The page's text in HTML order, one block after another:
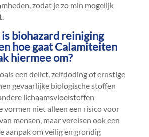
zodat je zo min mogelijk
biohazard reiniging
hoe gaat Calamiteiten
hiermee om?
een delict, zelfdoding of ernstige
gevaarlijke biologische stoffen
lichaamsvloeistoffen
vormen niet alleen een risico voor
mensen, maar vereisen ook een
aanpak om veilig en grondig